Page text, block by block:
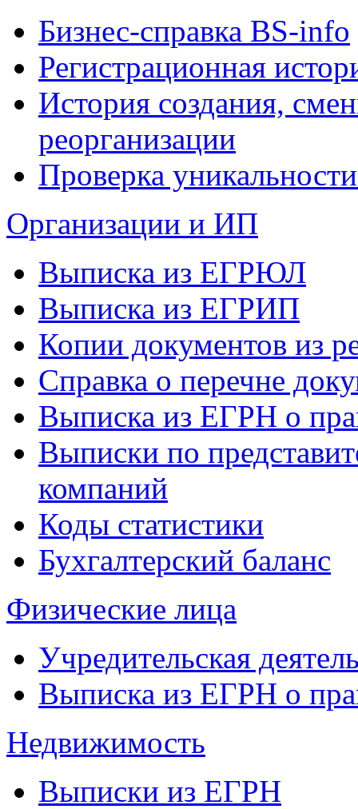
Бизнес-справка BS-info
Регистрационная
История создания,
реорганизации
Проверка
Организации и ИП
Выписка из ЕГРЮЛ
Выписка из ЕГРИП
Копии документов из
Справка о перечне
Выписка из ЕГРН о
Выписки по
компаний
Коды статистики
Бухгалтерский баланс
Физические лица
Учредительская
Выписка из ЕГРН о
Недвижимость
Выписки из ЕГРН